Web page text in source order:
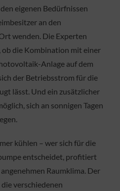
eigenen Bedürfnissen
an den
wenden. Die Experten
ob die Kombination mit einer
Anlage auf dem
der Betriebsstrom für die
lässt. Und ein zusätzlicher
sich an sonnigen Tagen
kühlen – wer sich für die
entscheidet, profitiert
Raumklima. Der
verschiedenen